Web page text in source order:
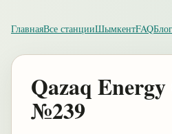
ГлавнаяВсе станцииШымкентFAQБлог
Qazaq
№239